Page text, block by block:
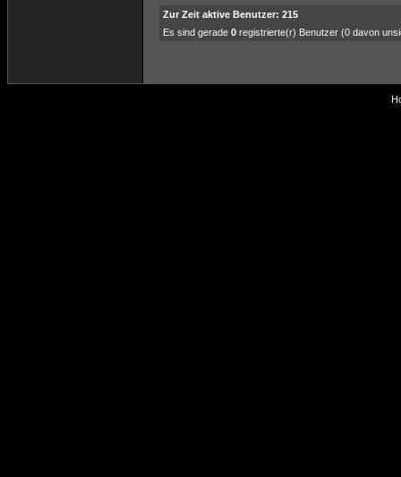
Zur Zeit aktive Benutzer: 215
Es sind gerade 0 registrierte(r) Benutzer (0 davon